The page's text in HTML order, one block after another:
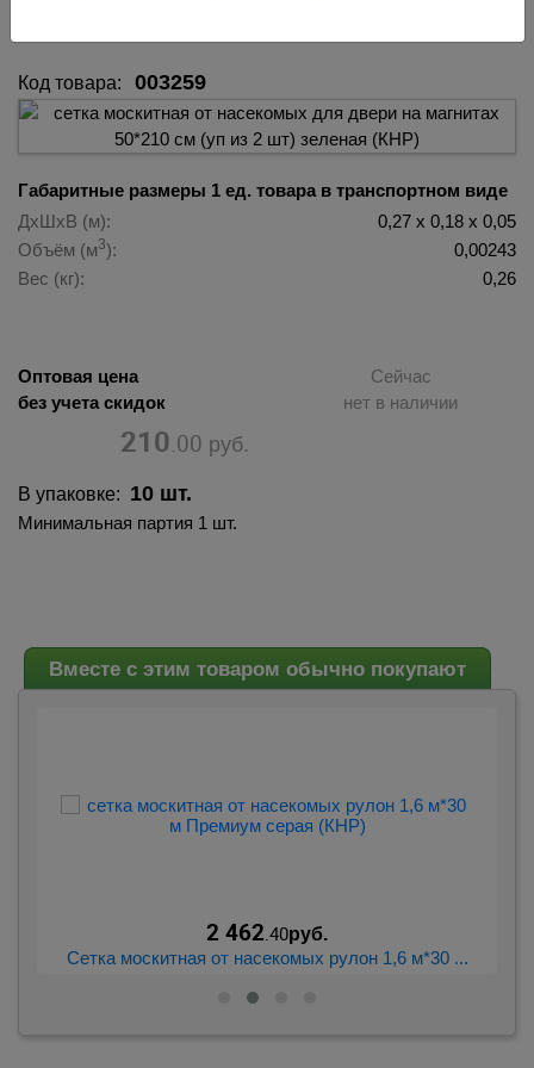
Код товара: 003259
Габаритные размеры 1 ед. товара в транспортном виде
ДхШхВ (м):
0,27 х 0,18 х 0,05
Объём (м3):
0,00243
Вес (кг):
0,26
Оптовая цена
без учета скидок
210.00 руб.
Сейчас
нет в наличии
В упаковке: 10 шт.
Минимальная партия 1 шт.
Вместе с этим товаром обычно покупают
2 462 .40руб.
Сетка москитная от насекомых рулон 1,6 м*30 ...